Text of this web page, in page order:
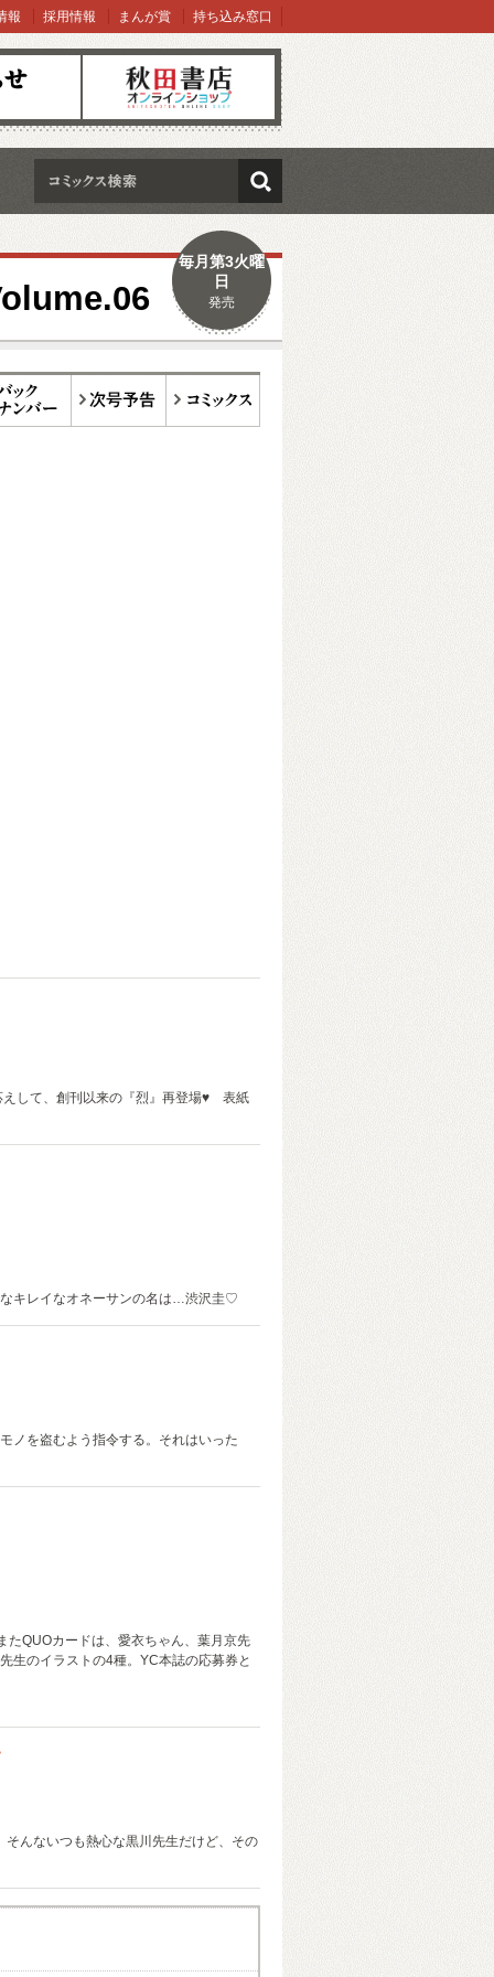
オンラインショップ
報 採用情報 まんが賞 持ち込み窓口
検索
毎月第3火曜
日
発売
して、創刊以来の『烈』再登場♥ 表紙
キレイなオネーサンの名は…渋沢圭♡
ノを盗むよう指令する。それはいった
QUOカードは、愛衣ちゃん、葉月京先
生のイラストの4種。YC本誌の応募券と
んないつも熱心な黒川先生だけど、その